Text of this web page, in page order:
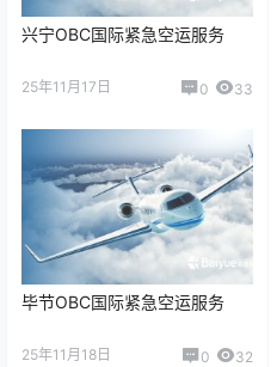
兴宁OBC国际紧急空运服务
25年11月17日 0 33
毕节OBC国际紧急空运服务
25年11月18日 0 32